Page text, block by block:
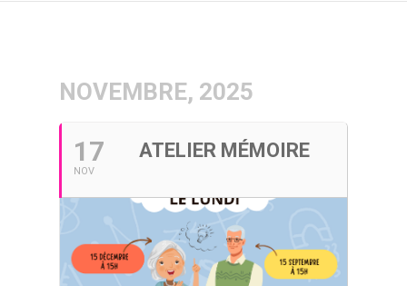
NOVEMBRE, 2025
17
NOV
ATELIER MÉMOIRE